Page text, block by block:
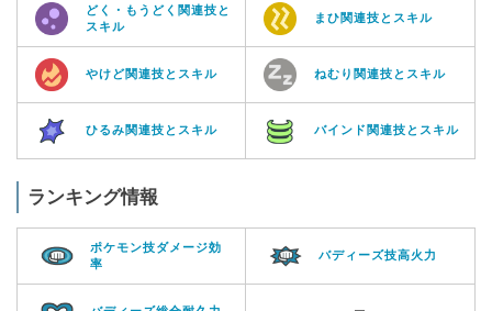
どく・もうどく関連技と
スキル
まひ関連技とスキル
やけど関連技とスキル ねむり関連技とスキル
ひるみ関連技とスキル バインド関連技とスキル
ランキング情報
ポケモン技ダメージ効
率
バディーズ技高火力